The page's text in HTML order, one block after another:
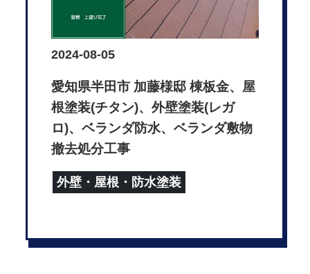
2024-08-05
愛知県半田市 加藤様邸 棟板金、屋
根塗装(チタン)、外壁塗装(レガ
ロ)、ベランダ防水、ベランダ敷物
撤去処分工事
外壁・屋根・防水塗装